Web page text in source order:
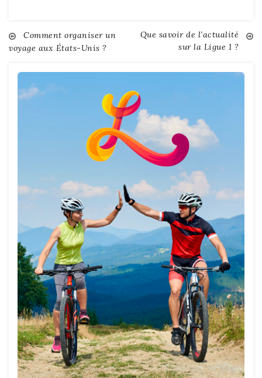
Navigation
de
l’article
Comment organiser un
voyage aux États-Unis ?
Que savoir de l’actualité
sur la Ligue 1 ?